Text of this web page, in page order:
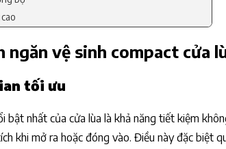
ngăn vệ sinh compact bằng cửa lùa
công vách ngăn vệ sinh compact
nhược điểm của vách ngăn vệ sinh
ngăn vệ sinh compact cửa
tối ưu
nhất của cửa lùa là khả năng tiết kiệm
khi mở ra hoặc đóng vào. Điều này đặc biệt